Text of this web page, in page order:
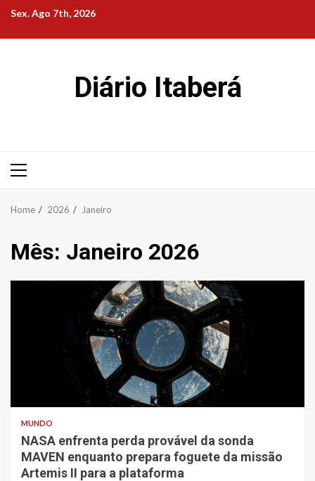
Skip
content
Sex. Ago 7th, 2026
Diário Itaberá
Primary
Home 2026 Janeiro
Mês: Janeiro 2026
MUNDO
NASA enfrenta perda provável da sonda
MAVEN enquanto prepara foguete da missão
Artemis II para a plataforma